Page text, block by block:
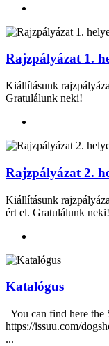
Rajzpályázat 1.
Kiállításunk
Gratulálunk neki!
Rajzpályázat 2.
Kiállításunk
ért el. Gratulálunk neki!
Katalógus
You can find here
https://issuu.com/
...